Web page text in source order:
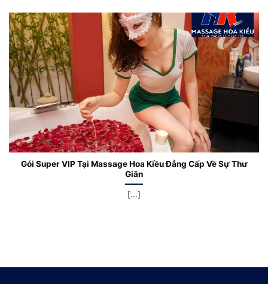
Gói Super VIP Tại Massage Hoa Kiều Đẳng Cấp Về Sự Thư
Giãn
[...]